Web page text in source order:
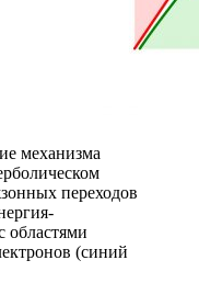
механизма
переходов
областями
(синий